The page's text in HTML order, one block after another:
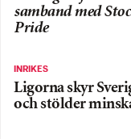
samband med
Pride
INRIKES
Ligorna skyr
och stölder